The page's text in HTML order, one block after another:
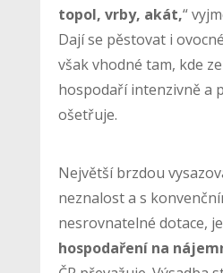
topol, vrby, akát,“
Dají se pěstovat i
však vhodné tam, kde
hospodaří intenzivně a
ošetřuje.
Největší brzdou
neznalost a s
nesrovnatelné dotace,
hospodaření na